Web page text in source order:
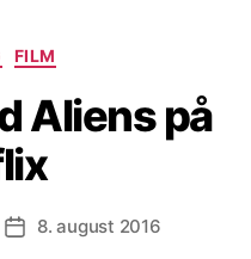
FILM
Aliens på
Indlægsdato
8. august 2016